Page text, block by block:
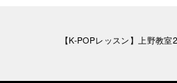
【K-POPレッスン】上野教